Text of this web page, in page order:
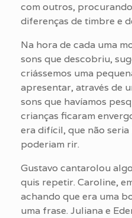
com outros,
diferenças de timbre e
Na hora de cada uma
sons que descobriu,
criássemos uma
apresentar, através de
sons que havíamos
crianças ficaram
era difícil, que não
poderiam rir.
Gustavo cantarolou
quis repetir. Caroline,
achando que era uma
uma frase. Juliana e